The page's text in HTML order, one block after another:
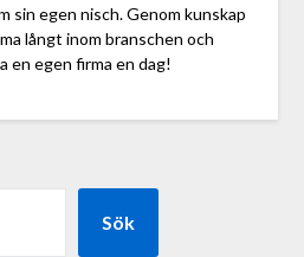
sin egen nisch. Genom kunskap
långt inom branschen och
en egen firma en dag!
Sök